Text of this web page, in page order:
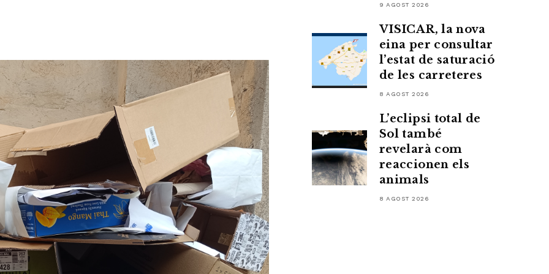
9 AGOST 2026
VISICAR, la nova
eina per consultar
l’estat de saturació
de les carreteres
8 AGOST 2026
L’eclipsi total de
Sol també
revelarà com
reaccionen els
animals
8 AGOST 2026